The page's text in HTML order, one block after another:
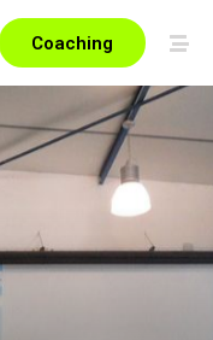
Coaching